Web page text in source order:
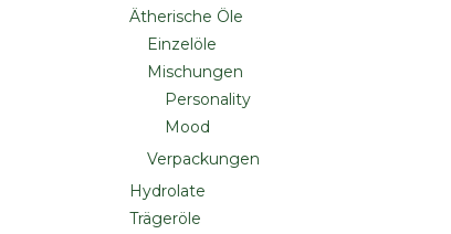
Ätherische Öle
Einzelöle
Mischungen
Personality
Mood
Verpackungen
Hydrolate
Trägeröle